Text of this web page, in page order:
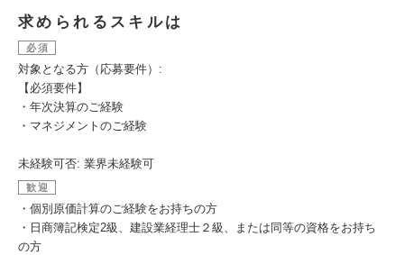
求められるスキルは
必須
対象となる方（応募要件）:
【必須要件】
・年次決算のご経験
・マネジメントのご経験
未経験可否: 業界未経験可
歓迎
・個別原価計算のご経験をお持ちの方
・日商簿記検定2級、建設業経理士２級、または同等の資格をお持ち
の方